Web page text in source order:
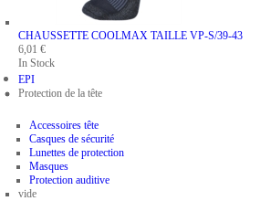
CHAUSSETTE COOLMAX TAILLE VP-S/39-43
6,01 €
In Stock
EPI
Protection de la tête
Accessoires tête
Casques de sécurité
Lunettes de protection
Masques
Protection auditive
vide